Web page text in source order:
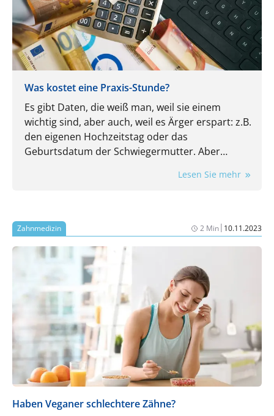
Was kostet eine Praxis-Stunde?
Es gibt Daten, die weiß man, weil sie einem
wichtig sind, aber auch, weil es Ärger erspart: z.B.
den eigenen Hochzeitstag oder das
Geburtsdatum der Schwiegermutter. Aber
Ihrer Praxis? Auch die sind wichtig und auch die
Öffnungsstunde Ihrer Praxis mindestens
erwirtschaftet werden muss, damit am
Monatsende wirklich etwas übrigbleibt? Falls Sie
jetzt kurz (oder vielleicht sogar länger) überlegen
müssen: Herzlich willkommen im Club. Sie sind in
sehr guter Gesellschaft.
Lesen Sie mehr
Zahnmedizin 2 Min| 10.11.2023
Haben Veganer schlechtere Zähne?